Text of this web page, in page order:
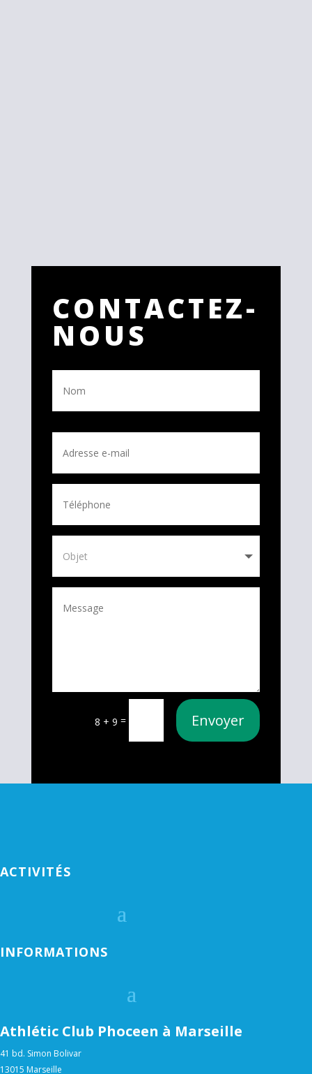
CONTACTEZ-
NOUS
8 + 9 = Envoyer
ACTIVITÉS
INFORMATIONS
Athlétic Club Phoceen à Marseille
41 bd. Simon Bolivar
13015 Marseille